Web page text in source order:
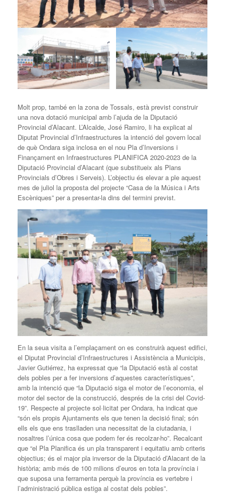
Molt prop, també en la zona de Tossals, està previst construir
una nova dotació municipal amb l’ajuda de la Diputació
Provincial d’Alacant. L’Alcalde, José Ramiro, li ha explicat al
Diputat Provincial d’Infraestructures la intenció del govern local
de què Ondara siga inclosa en el nou Pla d’Inversions i
Finançament en Infraestructures PLANIFICA 2020-2023 de la
Diputació Provincial d’Alacant (que substitueix als Plans
Provincials d’Obres i Serveis). L’objectiu és elevar a ple aquest
mes de juliol la proposta del projecte “Casa de la Música i Arts
Escèniques” per a presentar-la dins del termini previst.
En la seua visita a l’emplaçament on es construirà aquest edifici,
el Diputat Provincial d’Infraestructures i Assistència a Municipis,
Javier Gutiérrez, ha expressat que “la Diputació està al costat
dels pobles per a fer inversions d’aquestes característiques”,
amb la intenció que “la Diputació siga el motor de l’economia, el
motor del sector de la construcció, després de la crisi del Covid-
19”. Respecte al projecte sol·licitat per Ondara, ha indicat que
“són els propis Ajuntaments els que tenen la decisió final; són
ells els que ens traslladen una necessitat de la ciutadania, i
nosaltres l’única cosa que podem fer és recolzar-ho”. Recalcant
que “el Pla Planifica és un pla transparent i equitatiu amb criteris
objectius; és el major pla inversor de la Diputació d’Alacant de la
història; amb més de 100 milions d’euros en tota la província i
que suposa una ferramenta perquè la província es vertebre i
l’administració pública estiga al costat dels pobles”.